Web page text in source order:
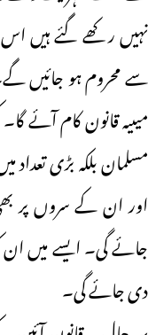
نہیں رکھے گئے ہیں
سے محروم ہو جائیں
میںیہ قانون کام آئے
مسلمان بلکہ بڑی تعداد
اور ان کے سروں پر
جائے گی۔ ایسے
دی جائے گی۔